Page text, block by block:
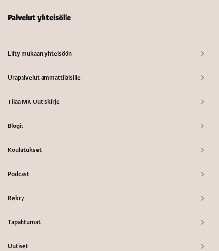
Palvelut yhteisölle
Liity mukaan yhteisöön
Urapalvelut ammattilaisille
Tilaa MK Uutiskirje
Blogit
Koulutukset
Podcast
Rekry
Tapahtumat
Uutiset